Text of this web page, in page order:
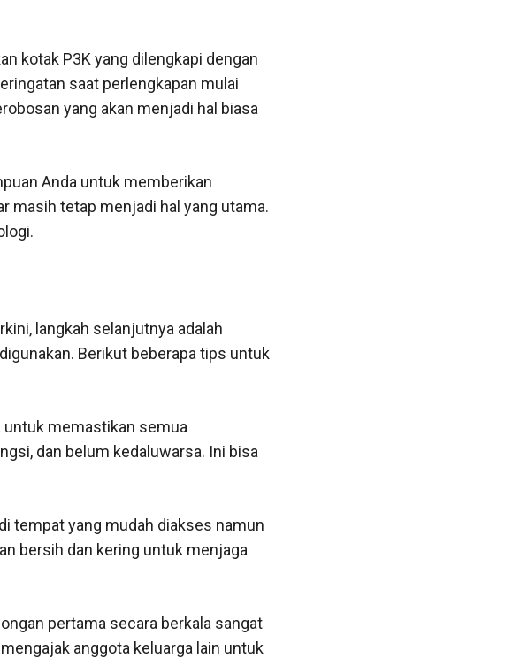
kotak P3K yang dilengkapi dengan
saat perlengkapan mulai
yang akan menjadi hal biasa
Anda untuk memberikan
masih tetap menjadi hal yang utama.
langkah selanjutnya adalah
Berikut beberapa tips untuk
untuk memastikan semua
dan belum kedaluwarsa. Ini bisa
tempat yang mudah diakses namun
bersih dan kering untuk menjaga
pertama secara berkala sangat
anggota keluarga lain untuk